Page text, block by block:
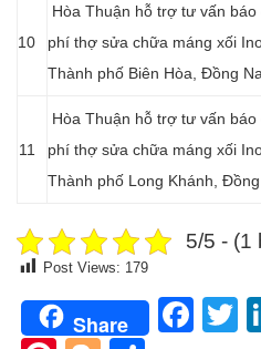
10
Hòa Thuận hỗ trợ tư vấn báo
phí thợ sửa chữa máng xối
Thành phố Biên Hòa, Đồng
11
Hòa Thuận hỗ trợ tư vấn báo
phí thợ sửa chữa máng xối
Thành phố Long Khánh,
5/5 - (1
Post Views: 179
Share